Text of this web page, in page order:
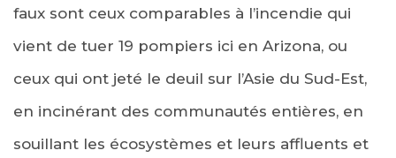
faux sont ceux comparables à l’incendie qui
vient de tuer 19 pompiers ici en Arizona, ou
ceux qui ont jeté le deuil sur l’Asie du Sud-Est,
en incinérant des communautés entières, en
souillant les écosystèmes et leurs affluents et